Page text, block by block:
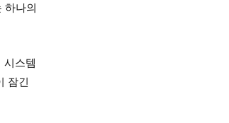
하나의
시스템
잠긴